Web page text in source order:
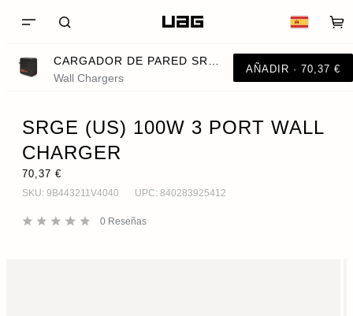
Wall Chargers
AÑADIR · 70,37 €
SRGE (US) 100W 3 PORT WALL
CHARGER
70,37 €
SKU: 9B443211V4040 UPC: 840283925412
0 Reseñas